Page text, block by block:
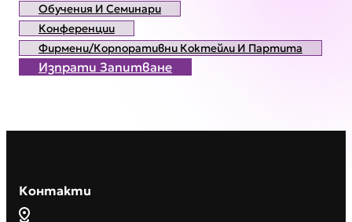
Обучения И Семинари
Конференции
Фирмени/корпоративни Коктейли И Партита
Изпрати Запитване
Контакти